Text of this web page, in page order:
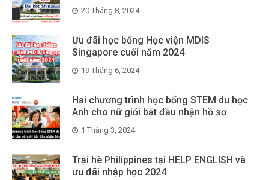
20 Tháng 8, 2024
Ưu đãi học bổng Học viện MDIS
Singapore cuối năm 2024
19 Tháng 6, 2024
Hai chương trình học bổng STEM du học
Anh cho nữ giới bắt đầu nhận hồ sơ
1 Tháng 3, 2024
Trại hè Philippines tại HELP ENGLISH và
ưu đãi nhập học 2024